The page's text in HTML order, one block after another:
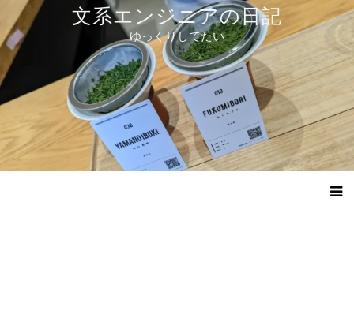
テ
ツ
へ
ス
ッ
プ
文系エンジニアの日記
ゆっくりしてたい